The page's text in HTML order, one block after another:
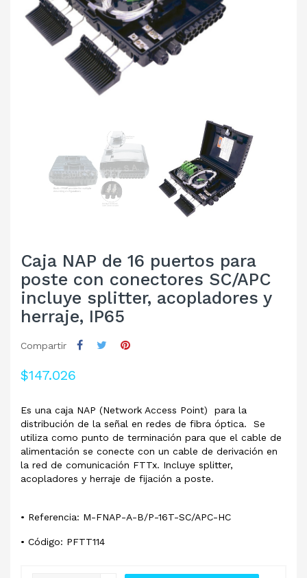
Caja NAP de 16 puertos para
poste con conectores SC/APC
incluye splitter, acopladores y
herraje, IP65
Compartir
$147.026
Es una caja NAP (Network Access Point) para la
distribución de la señal en redes de fibra óptica. Se
utiliza como punto de terminación para que el cable de
alimentación se conecte con un cable de derivación en
la red de comunicación FTTx. Incluye splitter,
acopladores y herraje de fijación a poste.
• Referencia: M-FNAP-A-B/P-16T-SC/APC-HC
• Código: PFTT114